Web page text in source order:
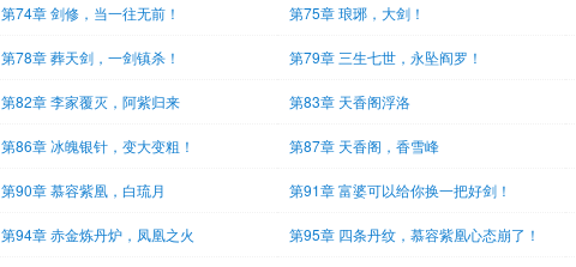
第74章 剑修，当一往无前！ 第75章 琅琊，大剑！
第78章 葬天剑，一剑镇杀！ 第79章 三生七世，永坠阎罗！
第82章 李家覆灭，阿紫归来 第83章 天香阁浮洛
第86章 冰魄银针，变大变粗！ 第87章 天香阁，香雪峰
第90章 慕容紫凰，白琉月 第91章 富婆可以给你换一把好剑！
第94章 赤金炼丹炉，凤凰之火 第95章 四条丹纹，慕容紫凰心态崩了！